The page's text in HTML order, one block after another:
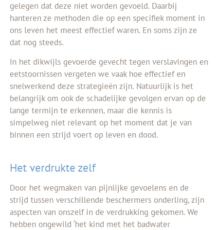
gelegen dat deze niet worden gevoeld. Daarbij
hanteren ze methoden die op een specifiek moment in
ons leven het meest effectief waren. En soms zijn ze
dat nog steeds.
In het dikwijls gevoerde gevecht tegen verslavingen en
eetstoornissen vergeten we vaak hoe effectief en
snelwerkend deze strategieën zijn. Natuurlijk is het
belangrijk om ook de schadelijke gevolgen ervan op de
lange termijn te erkennen, maar die kennis is
simpelweg niet relevant op het moment dat je van
binnen een strijd voert op leven en dood.
Het verdrukte zelf
Door het wegmaken van pijnlijke gevoelens en de
strijd tussen verschillende beschermers onderling, zijn
aspecten van onszelf in de verdrukking gekomen. We
hebben ongewild ‘het kind met het badwater